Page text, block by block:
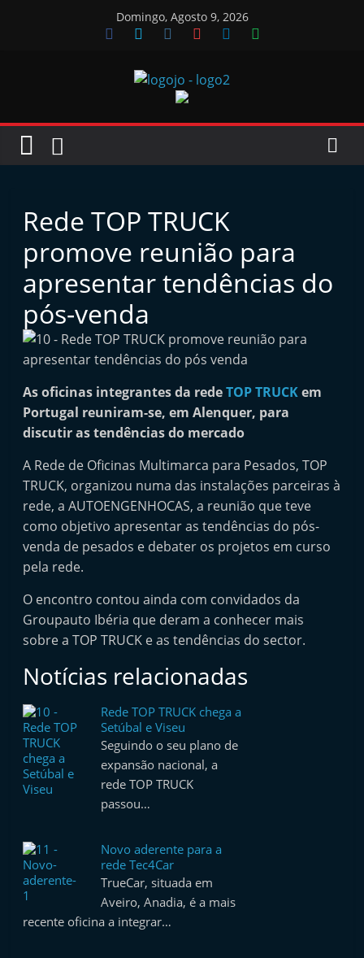
Domingo, Agosto 9, 2026
Jornal
Oficinas
o
r
n
a
l
n
d
p
e
n
d
t
e
d
o
f
t
e
r
m
r
k
e
t
Rede TOP TRUCK
promove reunião para
apresentar tendências do
pós-venda
As oficinas integrantes da redeTOP TRUCKem
Portugal reuniram-se, em Alenquer, para
discutir as tendências do mercado
A Rede de Oficinas Multimarca para Pesados, TOP
TRUCK, organizou numa das instalações parceiras à
rede, a AUTOENGENHOCAS, a reunião que teve
como objetivo apresentar as tendências do pós-
venda de pesados e debater os projetos em curso
pela rede.
O encontro contou ainda com convidados da
Groupauto Ibéria que deram a conhecer mais
sobre a TOP TRUCK e as tendências do sector.
Notícias relacionadas
Rede TOP TRUCK chega a
Setúbal e Viseu
Seguindo o seu plano de
expansão nacional, a
rede TOP TRUCK
passou…
Novo aderente para a
rede Tec4Car
TrueCar, situada em
Aveiro, Anadia, é a mais
recente oficina a integrar…